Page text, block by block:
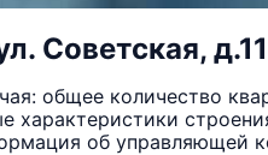
Советская,
общее количество
об управляющей